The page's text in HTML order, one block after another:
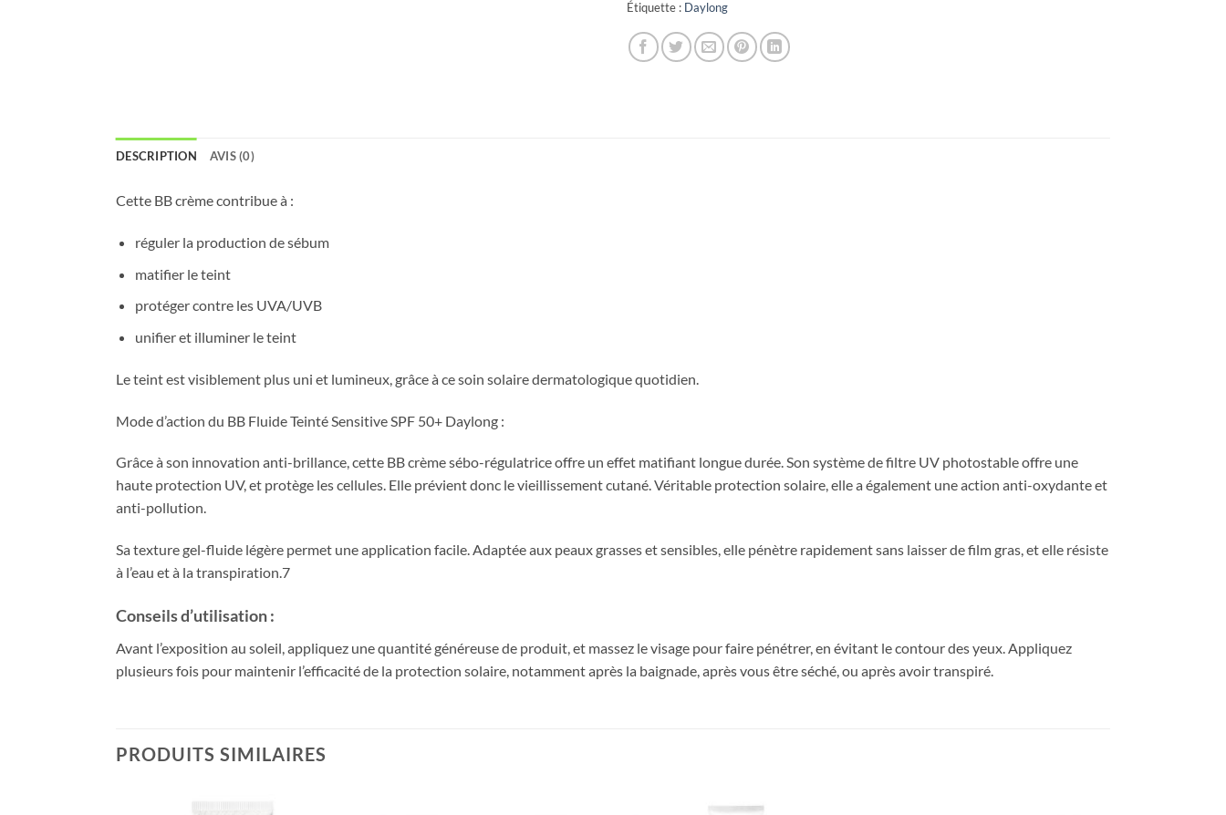
Étiquette : Daylong
DESCRIPTION AVIS (0)
Cette BB crème contribue à :
réguler la production de sébum
matifier le teint
protéger contre les UVA/UVB
unifier et illuminer le teint
Le teint est visiblement plus uni et lumineux, grâce à ce soin solaire dermatologique quotidien.
Mode d’action du BB Fluide Teinté Sensitive SPF 50+ Daylong :
Grâce à son innovation anti-brillance, cette BB crème sébo-régulatrice offre un effet matifiant longue durée. Son système de filtre UV photostable offre une
haute protection UV, et protège les cellules. Elle prévient donc le vieillissement cutané. Véritable protection solaire, elle a également une action anti-oxydante et
anti-pollution.
Sa texture gel-fluide légère permet une application facile. Adaptée aux peaux grasses et sensibles, elle pénètre rapidement sans laisser de film gras, et elle résiste
à l’eau et à la transpiration.7
Conseils d’utilisation :
Avant l’exposition au soleil, appliquez une quantité généreuse de produit, et massez le visage pour faire pénétrer, en évitant le contour des yeux. Appliquez
plusieurs fois pour maintenir l’efficacité de la protection solaire, notamment après la baignade, après vous être séché, ou après avoir transpiré.
PRODUITS SIMILAIRES